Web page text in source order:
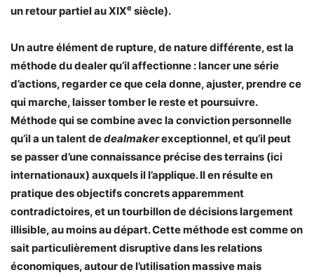
un retour partiel au XIXe siècle).
Un autre élément de rupture, de nature différente, est la
méthode du dealer qu’il affectionne : lancer une série
d’actions, regarder ce que cela donne, ajuster, prendre ce
qui marche, laisser tomber le reste et poursuivre.
Méthode qui se combine avec la conviction personnelle
qu’il a un talent dedealmakerexceptionnel, et qu’il peut
se passer d’une connaissance précise des terrains (ici
internationaux) auxquels il l’applique. Il en résulte en
pratique des objectifs concrets apparemment
contradictoires, et un tourbillon de décisions largement
illisible, au moins au départ. Cette méthode est comme on
sait particulièrement disruptive dans les relations
économiques, autour de l’utilisation massive mais